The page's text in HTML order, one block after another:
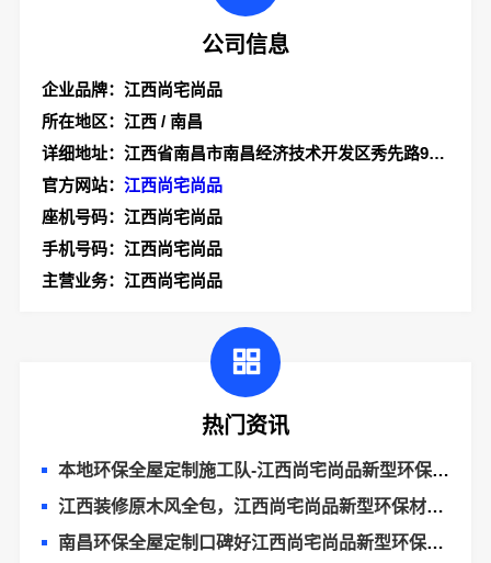
公司信息
企业品牌：江西尚宅尚品
所在地区：江西 / 南昌
详细地址：江西省南昌市南昌经济技术开发区秀先路999号技术协同创新园1-5#厂房二层南侧103室
官方网站： 江西尚宅尚品
座机号码：江西尚宅尚品
手机号码：江西尚宅尚品
主营业务：江西尚宅尚品
热门资讯
本地环保全屋定制施工队-江西尚宅尚品新型环保材料有限公司
江西装修原木风全包，江西尚宅尚品新型环保材料有限公司
南昌环保全屋定制口碑好江西尚宅尚品新型环保材料有限公司